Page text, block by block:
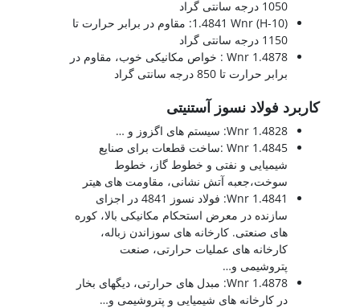
1050 درجه سانتی گراد
(H-10) 1.4841 Wnr: مقاوم در برابر حرارت تا
1150 درجه سانتی گراد
1.4878 Wnr : خواص مکانیکی خوب، مقاوم در
برابر حرارت تا 850 درجه سانتی گراد
کاربرد فولاد نسوز آستنیتی
1.4828 Wnr: سیستم های اگزوز و …
1.4845 Wnr :ساخت قطعات برای صنایع
شیمیایی و نفتی و خطوط گاز، خطوط
سوخت،جعبه آتش نشانی، مقاومت های هیتر
1.4841 Wnr: فولاد نسوز 4841 در اجزای
سازنده در معرض استحکام مکانیکی بالا، کوره
های صنعتی. کارخانه های سوزاندن زباله،
کارخانه های عملیات حرارتی، صنعت
پتروشیمی و…
1.4878 Wnr: مبدل های حرارتی، دیگهای بخار
در کارخانه های شیمیایی و پتروشیمی و…